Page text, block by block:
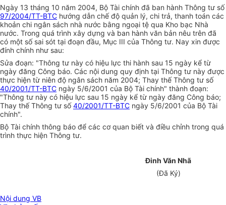
Ngày 13 tháng 10 năm 2004, Bộ Tài chính đã ban hành Thông tư số
97/2004/TT-BTC hướng dẫn chế độ quản lý, chi trả, thanh toán các
khoản chi ngân sách nhà nước bằng ngoại tệ qua Kho bạc Nhà
nước. Trong quá trình xây dựng và ban hành văn bản nêu trên đã
có một số sai sót tại đoạn đầu, Mục III của Thông tư. Nay xin được
đính chính như sau:
Sửa đoạn: "Thông tư này có hiệu lực thi hành sau 15 ngày kể từ
ngày đăng Công báo. Các nội dung quy định tại Thông tư này được
thực hiện từ niên độ ngân sách năm 2004; Thay thế Thông tư số
40/2001/TT-BTC ngày 5/6/2001 của Bộ Tài chính" thành đoạn:
"Thông tư này có hiệu lực sau 15 ngày kể từ ngày đăng Công báo;
Thay thế Thông tư số40/2001/TT-BTC ngày 5/6/2001 của Bộ Tài
chính".
Bộ Tài chính thông báo để các cơ quan biết và điều chỉnh trong quá
trình thực hiện Thông tư.
Đinh Văn Nhã
(Đã Ký)
Nội dung VB